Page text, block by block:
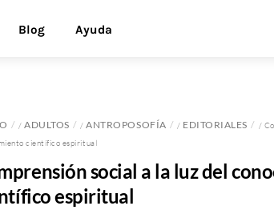
Blog Ayuda
/ADULTOS /ANTROPOSOFÍA / EDITORIALES
/
científico espiritual
social a la luz del
espiritual